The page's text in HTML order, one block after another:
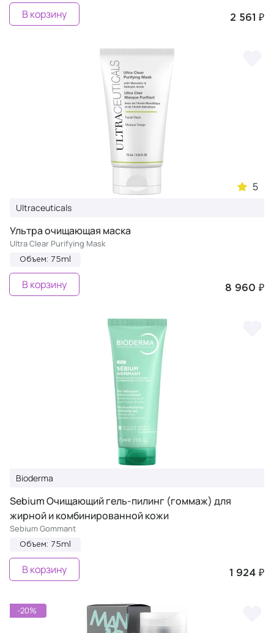
2 561 ₽
В корзину
5
Ultraceuticals
Ультра очищающая маска
Ultra Clear Purifying Mask
Объем: 75ml
8 960 ₽
В корзину
Bioderma
Sebium Очищающий гель-пилинг (гоммаж) для
жирной и комбинированной кожи
Sebium Gommant
Объем: 75ml
1 924 ₽
В корзину
-20%